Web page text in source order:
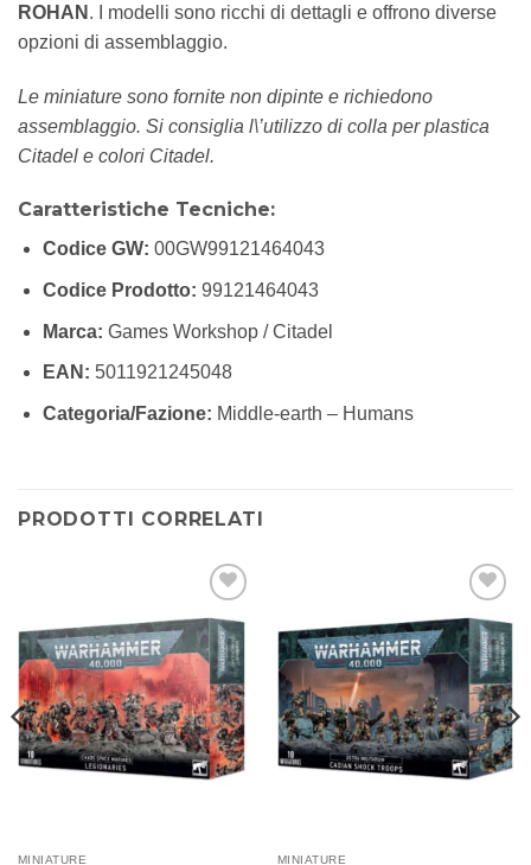
ROHAN . I modelli sono ricchi di dettagli e offrono diverse
opzioni di assemblaggio.
Le miniature sono fornite non dipinte e richiedono
assemblaggio. Si consiglia l\’utilizzo di colla per plastica
Citadel e colori Citadel.
Caratteristiche Tecniche:
Codice GW: 00GW99121464043
Codice Prodotto: 99121464043
Marca: Games Workshop / Citadel
EAN: 5011921245048
Categoria/Fazione: Middle-earth – Humans
PRODOTTI CORRELATI
Aggiungi
alla lista
dei
desideri
MINIATURE
Aggiungi
alla lista
dei
desideri
MINIATURE